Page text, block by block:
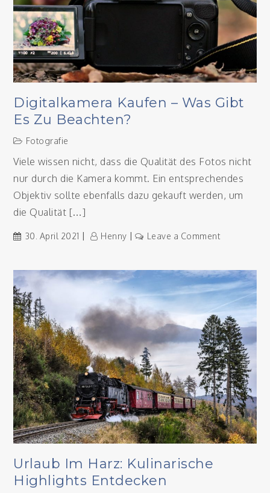
Digitalkamera Kaufen – Was Gibt
Es Zu Beachten?
Fotografie
Viele wissen nicht, dass die Qualität des Fotos nicht
nur durch die Kamera kommt. Ein entsprechendes
Objektiv sollte ebenfalls dazu gekauft werden, um
die Qualität […]
30. April 2021 Henny Leave a Commenton
–
Was
gibt
es
zu
beachten?
Urlaub Im Harz: Kulinarische
Highlights Entdecken